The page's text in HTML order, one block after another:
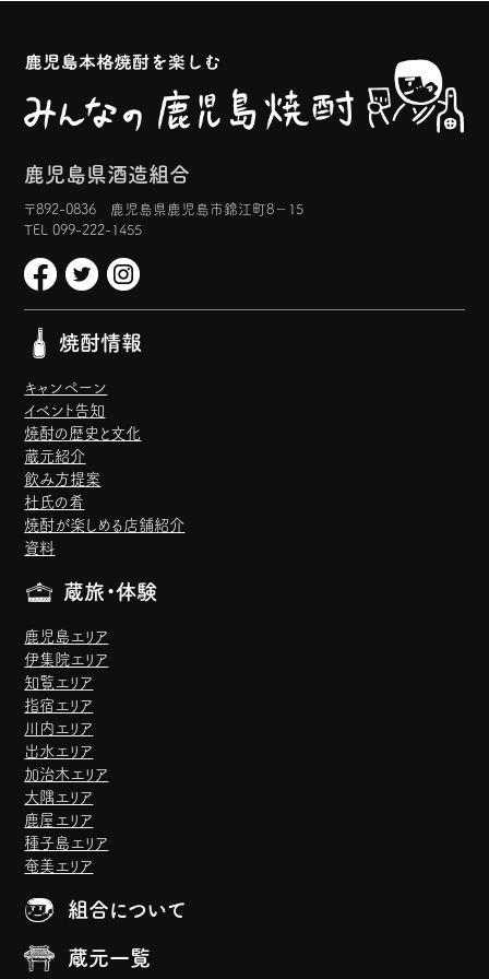
鹿児島県酒造組合
〒892-0836 鹿児島県鹿児島市錦江町8−15
TEL 099-222-1455
焼酎情報
キャンペーン
イベント告知
焼酎の歴史と文化
蔵元紹介
飲み方提案
杜氏の肴
焼酎が楽しめる店舗紹介
資料
蔵旅・体験
鹿児島エリア
伊集院エリア
知覧エリア
指宿エリア
川内エリア
出水エリア
加治木エリア
大隅エリア
鹿屋エリア
種子島エリア
奄美エリア
組合について
蔵元一覧